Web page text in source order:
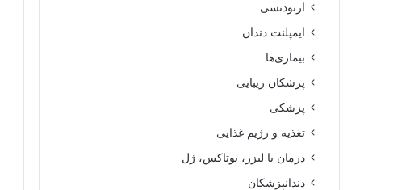
ارتودنسی
ایمپلنت دندان
بیماری‌ها
پزشکان زیبایی
پزشکی
تغذیه و رژیم غذایی
درمان با لیزر، بوتاکس، ژل
دندانپزشکان